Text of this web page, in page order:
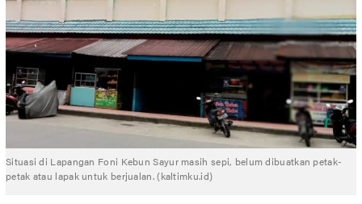
Situasi di Lapangan Foni Kebun Sayur masih sepi, belum dibuatkan petak-
petak atau lapak untuk berjualan. (kaltimku.id)